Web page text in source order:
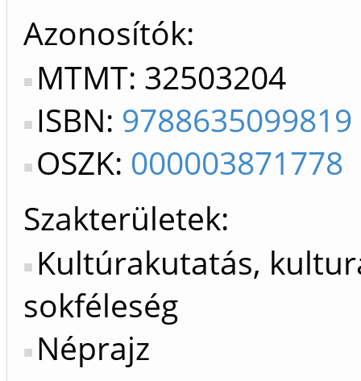
Azonosítók
MTMT: 32503204
ISBN: 9788635099819
OSZK: 000003871778
Szakterületek:
Kultúrakutatás,
sokféleség
Néprajz